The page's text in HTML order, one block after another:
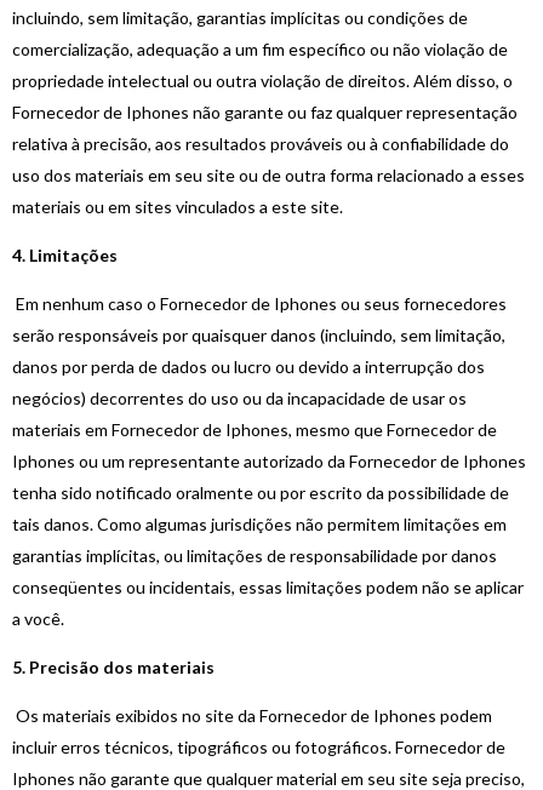
incluindo, sem limitação, garantias implícitas ou condições de
comercialização, adequação a um fim específico ou não violação de
propriedade intelectual ou outra violação de direitos. Além disso, o
Fornecedor de Iphones não garante ou faz qualquer representação
relativa à precisão, aos resultados prováveis ou à confiabilidade do
uso dos materiais em seu site ou de outra forma relacionado a esses
materiais ou em sites vinculados a este site.
4. Limitações
Em nenhum caso o Fornecedor de Iphones ou seus fornecedores
serão responsáveis por quaisquer danos (incluindo, sem limitação,
danos por perda de dados ou lucro ou devido a interrupção dos
negócios) decorrentes do uso ou da incapacidade de usar os
materiais em Fornecedor de Iphones, mesmo que Fornecedor de
Iphones ou um representante autorizado da Fornecedor de Iphones
tenha sido notificado oralmente ou por escrito da possibilidade de
tais danos. Como algumas jurisdições não permitem limitações em
garantias implícitas, ou limitações de responsabilidade por danos
conseqüentes ou incidentais, essas limitações podem não se aplicar
a você.
5. Precisão dos materiais
Os materiais exibidos no site da Fornecedor de Iphones podem
incluir erros técnicos, tipográficos ou fotográficos. Fornecedor de
Iphones não garante que qualquer material em seu site seja preciso,